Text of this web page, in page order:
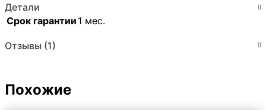
Детали
Срок гарантии 1 мес.
Отзывы (1)
Похожие